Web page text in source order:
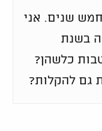
שנים. אני
בשנת
כלשהן?
גם להקלות?